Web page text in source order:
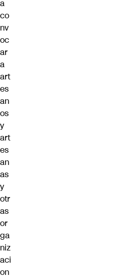
a
co
nv
oc
ar
a
art
es
an
os
y
art
es
an
as
y
otr
as
or
ga
niz
aci
on